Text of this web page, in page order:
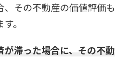
その不動産の価値評価も
。
が滞った場合に、その不動